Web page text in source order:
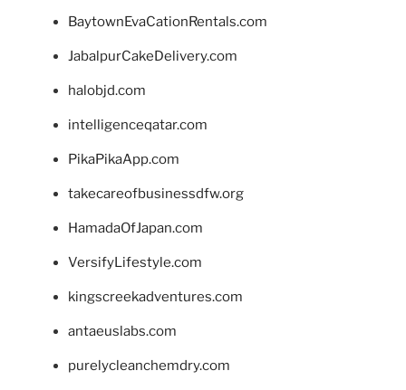
BaytownEvaCationRentals.com
JabalpurCakeDelivery.com
halobjd.com
intelligenceqatar.com
PikaPikaApp.com
takecareofbusinessdfw.org
HamadaOfJapan.com
VersifyLifestyle.com
kingscreekadventures.com
antaeuslabs.com
purelycleanchemdry.com